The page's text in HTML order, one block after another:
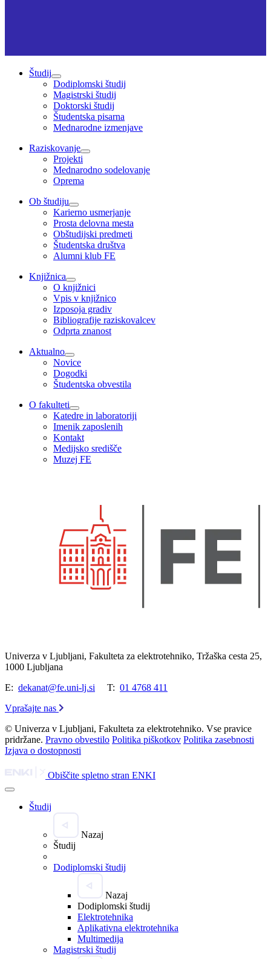
Študij
Dodiplomski študij
Magistrski študij
Doktorski študij
Študentska pisarna
Mednarodne izmenjave
Raziskovanje
Projekti
Mednarodno sodelovanje
Oprema
Ob študiju
Karierno usmerjanje
Prosta delovna mesta
Obštudijski predmeti
Študentska društva
Alumni klub FE
Knjižnica
O knjižnici
Vpis v knjižnico
Izposoja gradiv
Bibliografije raziskovalcev
Odprta znanost
Aktualno
Novice
Dogodki
Študentska obvestila
O fakulteti
Katedre in laboratoriji
Imenik zaposlenih
Kontakt
Medijsko središče
Muzej FE
Univerza v Ljubljani, Fakulteta za elektrotehniko, Tržaška cesta 25,
1000 Ljubljana
E: dekanat@fe.uni-lj.si T: 01 4768 411
Vprašajte nas
© Univerza v Ljubljani, Fakulteta za elektrotehniko. Vse pravice
pridržane. Pravno obvestilo Politika piškotkov Politika zasebnosti
Izjava o dostopnosti
Obiščite spletno stran ENKI
Študij
Nazaj
Študij
Dodiplomski študij
Nazaj
Dodiplomski študij
Elektrotehnika
Aplikativna elektrotehnika
Multimedija
Magistrski študij